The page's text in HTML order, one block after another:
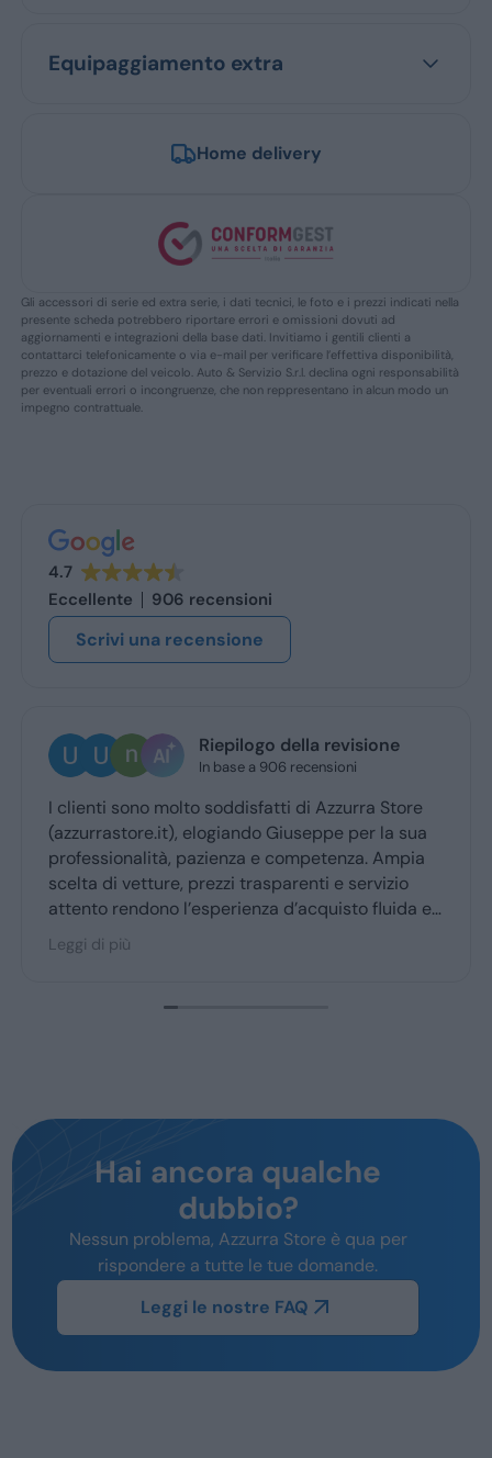
Equipaggiamento extra
Home delivery
Gli accessori di serie ed extra serie, i dati tecnici, le foto e i prezzi indicati nella
presente scheda potrebbero riportare errori e omissioni dovuti ad
aggiornamenti e integrazioni della base dati. Invitiamo i gentili clienti a
contattarci telefonicamente o via e-mail per verificare l’effettiva disponibilità,
prezzo e dotazione del veicolo. Auto & Servizio S.r.l. declina ogni responsabilità
per eventuali errori o incongruenze, che non reppresentano in alcun modo un
impegno contrattuale.
4.7
Eccellente
906 recensioni
Scrivi una recensione
Riepilogo della revisione
In base a 906 recensioni
I clienti sono molto soddisfatti di Azzurra Store
(azzurrastore.it), elogiando Giuseppe per la sua
professionalità, pazienza e competenza. Ampia
scelta di vetture, prezzi trasparenti e servizio
attento rendono l’esperienza d’acquisto fluida e
piacevole per la maggior parte degli utenti.
Leggi di più
Hai ancora qualche
dubbio?
Nessun problema, Azzurra Store è qua per
rispondere a tutte le tue domande.
Leggi le nostre FAQ